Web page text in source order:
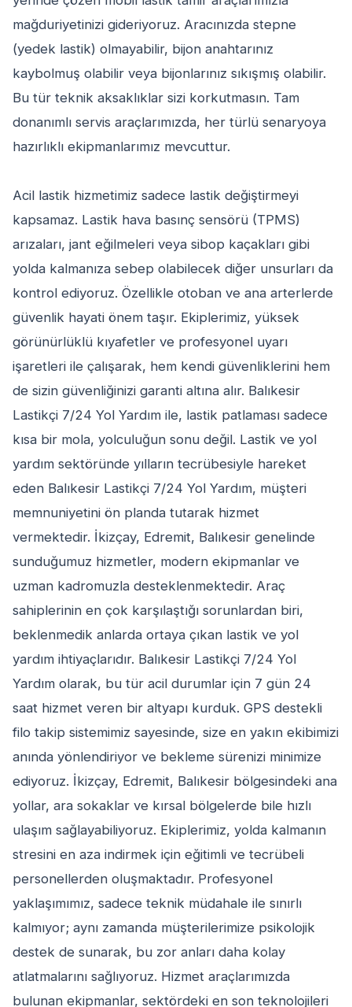
mağduriyetinizi gideriyoruz. Aracınızda stepne
(yedek lastik) olmayabilir, bijon anahtarınız
kaybolmuş olabilir veya bijonlarınız sıkışmış olabilir.
Bu tür teknik aksaklıklar sizi korkutmasın. Tam
donanımlı servis araçlarımızda, her türlü senaryoya
hazırlıklı ekipmanlarımız mevcuttur.
Acil lastik hizmetimiz sadece lastik değiştirmeyi
kapsamaz. Lastik hava basınç sensörü (TPMS)
arızaları, jant eğilmeleri veya sibop kaçakları gibi
yolda kalmanıza sebep olabilecek diğer unsurları da
kontrol ediyoruz. Özellikle otoban ve ana arterlerde
güvenlik hayati önem taşır. Ekiplerimiz, yüksek
görünürlüklü kıyafetler ve profesyonel uyarı
işaretleri ile çalışarak, hem kendi güvenliklerini hem
de sizin güvenliğinizi garanti altına alır. Balıkesir
Lastikçi 7/24 Yol Yardım ile, lastik patlaması sadece
kısa bir mola, yolculuğun sonu değil. Lastik ve yol
yardım sektöründe yılların tecrübesiyle hareket
eden Balıkesir Lastikçi 7/24 Yol Yardım, müşteri
memnuniyetini ön planda tutarak hizmet
vermektedir. İkizçay, Edremit, Balıkesir genelinde
sunduğumuz hizmetler, modern ekipmanlar ve
uzman kadromuzla desteklenmektedir. Araç
sahiplerinin en çok karşılaştığı sorunlardan biri,
beklenmedik anlarda ortaya çıkan lastik ve yol
yardım ihtiyaçlarıdır. Balıkesir Lastikçi 7/24 Yol
Yardım olarak, bu tür acil durumlar için 7 gün 24
saat hizmet veren bir altyapı kurduk. GPS destekli
filo takip sistemimiz sayesinde, size en yakın ekibimizi
anında yönlendiriyor ve bekleme sürenizi minimize
ediyoruz. İkizçay, Edremit, Balıkesir bölgesindeki ana
yollar, ara sokaklar ve kırsal bölgelerde bile hızlı
ulaşım sağlayabiliyoruz. Ekiplerimiz, yolda kalmanın
stresini en aza indirmek için eğitimli ve tecrübeli
personellerden oluşmaktadır. Profesyonel
yaklaşımımız, sadece teknik müdahale ile sınırlı
kalmıyor; aynı zamanda müşterilerimize psikolojik
destek de sunarak, bu zor anları daha kolay
atlatmalarını sağlıyoruz. Hizmet araçlarımızda
bulunan ekipmanlar, sektördeki en son teknolojileri